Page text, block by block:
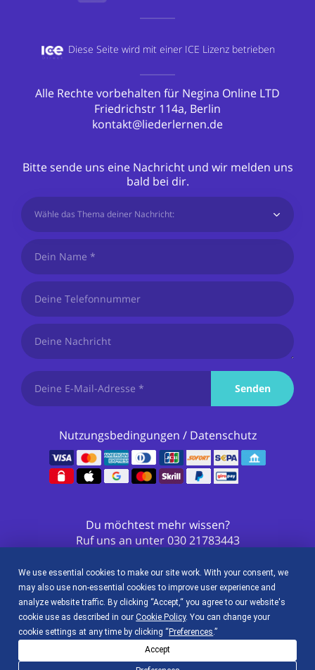
Bitte sende uns eine Nachricht und wir melden uns
bald bei dir.
Wähle das Thema deiner Nachricht:
Senden
Nutzungsbedingungen / Datenschutz
Diese Seite wird mit einer ICE Lizenz betrieben
Alle Rechte vorbehalten für Negina Online LTD
Friedrichstr 114a, Berlin
kontakt@liederlernen.de
Du möchtest mehr wissen?
Ruf uns an unter030 21783443
So findest du uns in den sozialen Netzwerken
Code senden
We use essential cookies to make our site work. With your consent, we
may also use non-essential cookies to improve user experience and
analyze website traffic. By clicking “Accept,“ you agree to our website's
cookie use as described in ourCookie Policy. You can change your
cookie settings at any time by clicking “Preferences .”
Accept